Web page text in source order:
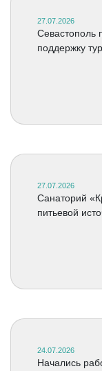
27.07.2026
Севастополь
поддержку
27.07.2026
Санаторий
питьевой
24.07.2026
Начались